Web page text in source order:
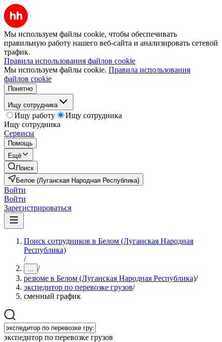
Мы используем файлы cookie, чтобы обеспечивать
правильную работу нашего веб-сайта и анализировать сетевой
трафик.
Правила использования файлов cookie
Мы используем файлы cookie. Правила использования
файлов cookie
Понятно
Ищу сотрудника
Ищу работу
Ищу сотрудника
Ищу сотрудника
Сервисы
Помощь
Ещё
Поиск
Белое (Луганская Народная Республика)
Войти
Войти
Зарегистрироваться
Поиск сотрудников в Белом (Луганская Народная
Республика)
/
... /
резюме в Белом (Луганская Народная Республика)/
экспедитор по перевозке грузов/
сменный график
экспедитор по перевозке грузов